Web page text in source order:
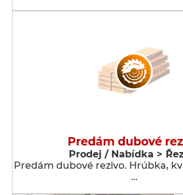
Predám dubové
Prodej / Nabídka >
Predám dubové rezivo. Hrúbka,
…